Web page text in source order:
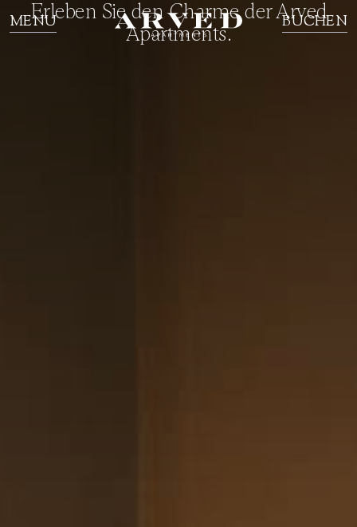
MENU BUCHEN
Erleben Sie den Charme der Arved
Apartments.